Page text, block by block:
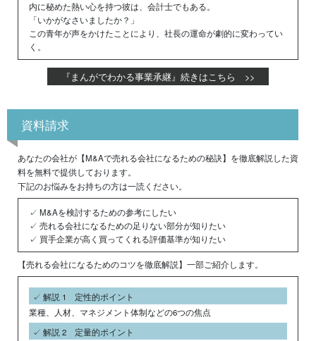
内に秘めた熱い心を持つ彼は、会計士でもある。
「いかがなさいましたか？」
この青年が声をかけたことにより、社長の運命が劇的に変わってい
く。
『まんがでわかる事業承継』続きはこちら >>
資料請求
あなたの会社が【M&Aで売れる会社になるための秘訣】を徹底解説した資
料を無料で提供しております。
下記のお悩みをお持ちの方は一読ください。
✓ M&Aを検討するための参考にしたい
✓ 売れる会社になるための足りない部分が知りたい
✓ 買手企業が高く買ってくれる評価基準が知りたい
【売れる会社になるためのコツを徹底解説】一部ご紹介します。
✓ 解説 1 定性的ポイント
業種、人材、マネジメント体制などの6つの焦点
✓ 解説 2 定量的ポイント